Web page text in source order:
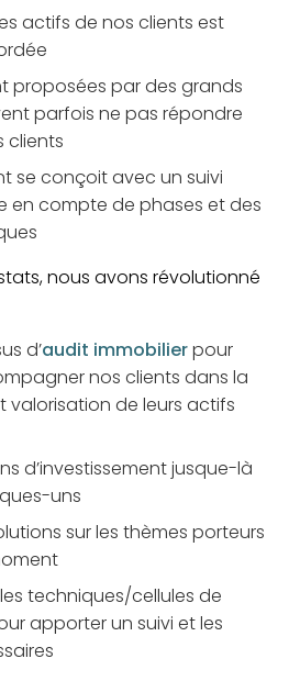
actifs de nos clients est
proposées par des grands
parfois ne pas répondre
clients
se conçoit avec un suivi
en compte de phases et des
nous avons révolutionné
d’audit immobilierpour
nos clients dans la
valorisation de leurs actifs
d’investissement jusque-là
uns
sur les thèmes porteurs
techniques/cellules de
apporter un suivi et les